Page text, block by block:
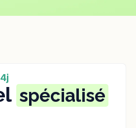
spécialisé